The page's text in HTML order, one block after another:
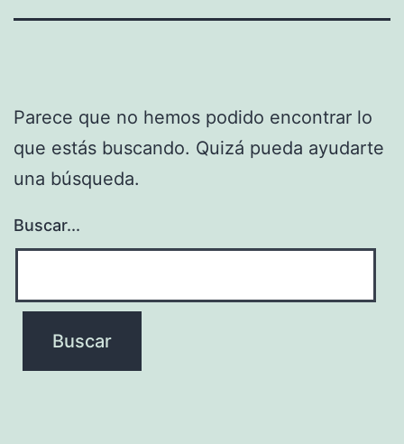
Parece que no hemos podido encontrar lo
que estás buscando. Quizá pueda ayudarte
una búsqueda.
Buscar...